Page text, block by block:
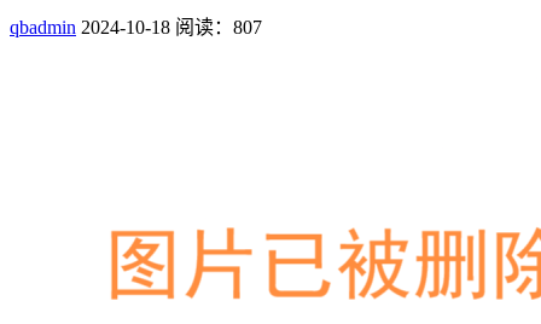
qbadmin 2024-10-18 阅读：807